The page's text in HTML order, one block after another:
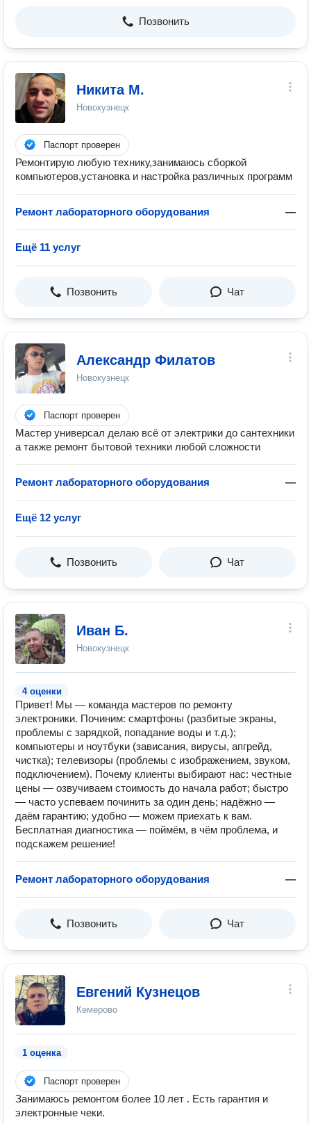
Позвонить
Никита М.
Новокузнецк
Паспорт проверен
Ремонтирую любую технику,занимаюсь сборкой
компьютеров,установка и настройка различных программ
Ремонт лабораторного оборудования —
Ещё 11 услуг
Позвонить Чат
Александр Филатов
Новокузнецк
Паспорт проверен
Мастер универсал делаю всё от электрики до сантехники
а также ремонт бытовой техники любой сложности
Ремонт лабораторного оборудования —
Ещё 12 услуг
Позвонить Чат
Иван Б.
Новокузнецк
4 оценки
Привет! Мы — команда мастеров по ремонту
электроники. Починим: смартфоны (разбитые экраны,
проблемы с зарядкой, попадание воды и т. д.);
компьютеры и ноутбуки (зависания, вирусы, апгрейд,
чистка); телевизоры (проблемы с изображением, звуком,
подключением). Почему клиенты выбирают нас: честные
цены — озвучиваем стоимость до начала работ; быстро
— часто успеваем починить за один день; надёжно —
даём гарантию; удобно — можем приехать к вам.
Бесплатная диагностика — поймём, в чём проблема, и
подскажем решение!
Ремонт лабораторного оборудования —
Позвонить Чат
Евгений Кузнецов
Кемерово
1 оценка
Паспорт проверен
Занимаюсь ремонтом более 10 лет . Есть гарантия и
электронные чеки.